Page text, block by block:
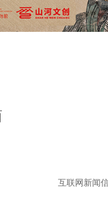
互联网新闻